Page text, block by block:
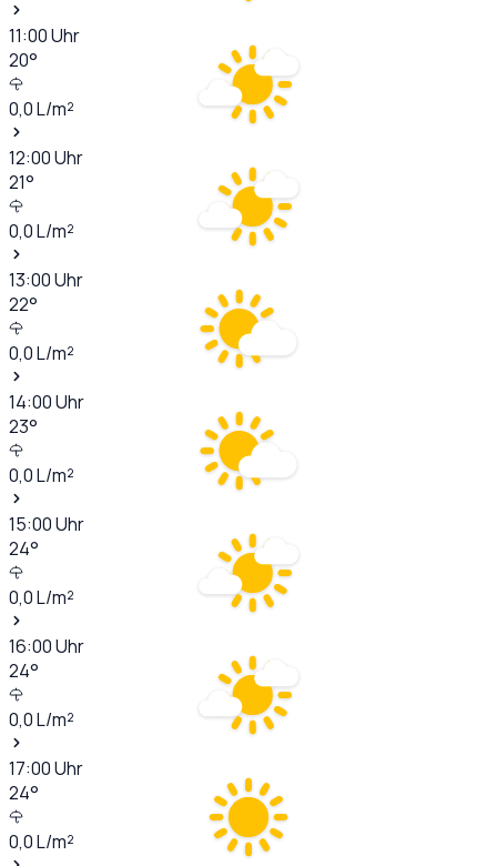
11:00Uhr
20°
0,0L/m²
12:00Uhr
21°
0,0L/m²
13:00Uhr
22°
0,0L/m²
14:00Uhr
23°
0,0L/m²
15:00Uhr
24°
0,0L/m²
16:00Uhr
24°
0,0L/m²
17:00Uhr
24°
0,0L/m²